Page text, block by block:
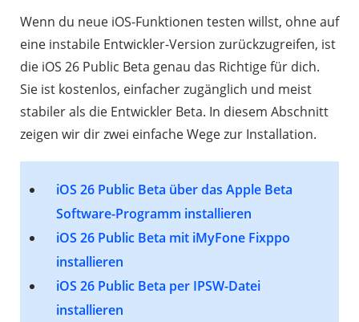
Wenn du neue iOS-Funktionen testen willst, ohne auf
eine instabile Entwickler-Version zurückzugreifen, ist
die iOS 26 Public Beta genau das Richtige für dich.
Sie ist kostenlos, einfacher zugänglich und meist
stabiler als die Entwickler Beta. In diesem Abschnitt
zeigen wir dir zwei einfache Wege zur Installation.
iOS 26 Public Beta über das Apple Beta
Software-Programm installieren
iOS 26 Public Beta mit iMyFone Fixppo
installieren
iOS 26 Public Beta per IPSW-Datei
installieren